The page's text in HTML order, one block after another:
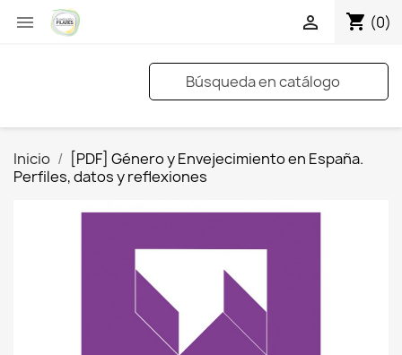
 shopping_cart (0)

Inicio
[PDF] Género y Envejecimiento en España.
Perfiles, datos y reflexiones